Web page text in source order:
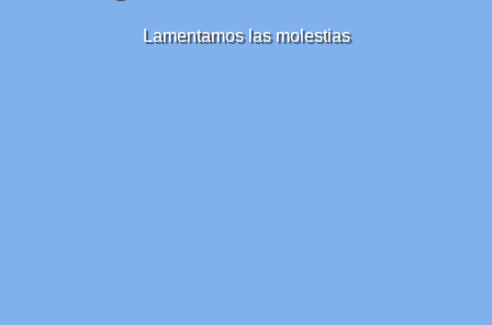
Lamentamos las molestias